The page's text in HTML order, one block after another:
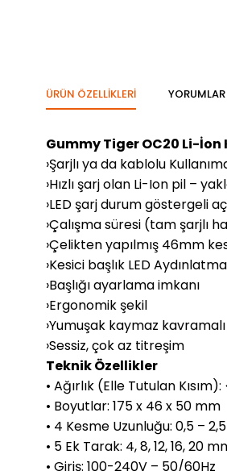
ÜRÜN ÖZELLIKLERI YORUMLAR
Gummy Tiger OC20 Li-
›Şarjlı ya da kablolu
›Hızlı şarj olan Li-Ion pil –
›LED şarj durum göstergeli
›Çalışma süresi (tam şarjlı
›Çelikten yapılmış 46mm
›Kesici başlık LED
›Başlığı ayarlama imkanı
›Ergonomik şekil
›Yumuşak kaymaz
›Sessiz, çok az titreşim
Teknik Özellikler
• Ağırlık (Elle Tutulan
• Boyutlar: 175 x 46 x 50 mm
• 4 Kesme Uzunluğu: 0,5 –
• 5 Ek Tarak: 4, 8, 12, 16, 20
• Giriş: 100-240V – 50/60Hz